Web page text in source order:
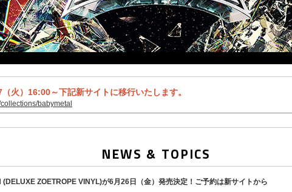
火）16:00～下記新サイトに移行いたします。
babymetal
NEWS & TOPICS
(DELUXE ZOETROPE VINYL)が6月26日（金）発売決定！ご予約は新サイトから